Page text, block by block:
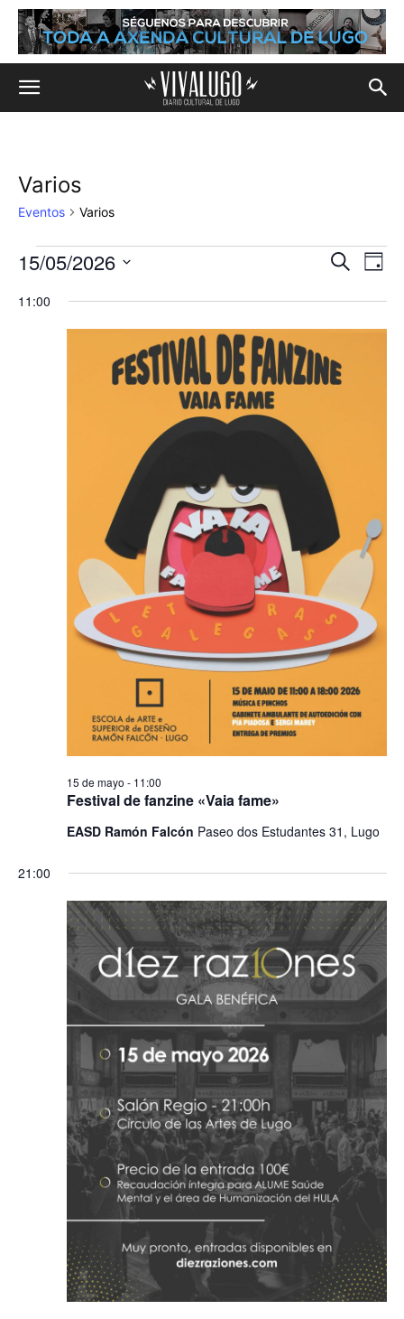
Varios
Eventos Varios
Eventos
en
de
y
BuscarDía
15/05/2026
la
11:00
Festival de fanzine «Vaia fame»
15 de mayo - 11:00
EASD Ramón Falcón Paseo dos Estudantes 31, Lugo
21:00